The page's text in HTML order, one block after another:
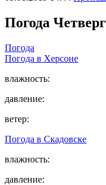
Погода
Погода
Погода в Херсоне
влажность:
давление:
ветер:
Погода в Скадовске
влажность:
давление: